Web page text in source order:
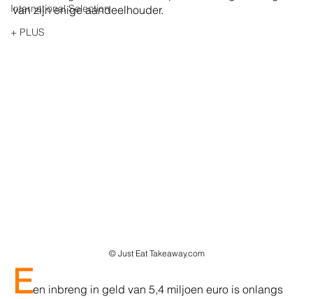
International Selection
+ PLUS
van zijn enige aandeelhouder.
© Just Eat Takeaway.com
Een inbreng in geld van 5,4 miljoen euro is onlangs